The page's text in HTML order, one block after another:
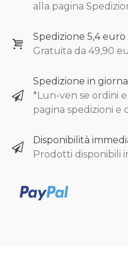
alla pagina
Spedizione 5,4 euro
Gratuita da 49,90
Spedizione in
*Lun-ven se ordini
pagina spedizioni e
Disponibilità
Prodotti disponibili